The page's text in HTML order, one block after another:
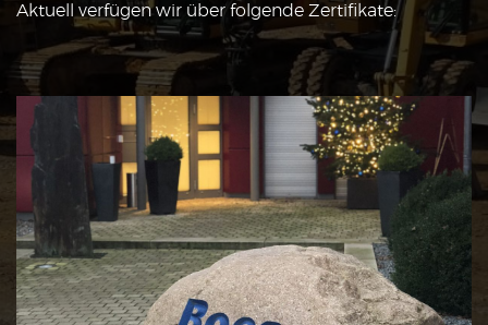
Aktuell verfügen wir über folgende Zertifikate: